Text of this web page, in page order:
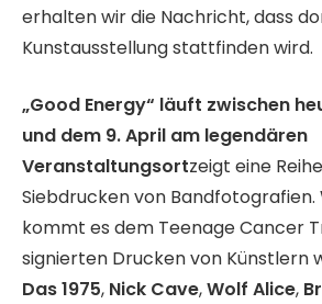
erhalten wir die Nachricht, dass
Kunstausstellung stattfinden wird.
„Good Energy“ läuft zwischen
und dem 9. April am legendären
Veranstaltungsortzeigt eine
Siebdrucken von Bandfotografien.
kommt es dem Teenage Cancer
signierten Drucken von Künstlern
Das 1975, Nick Cave,Wolf Alice,